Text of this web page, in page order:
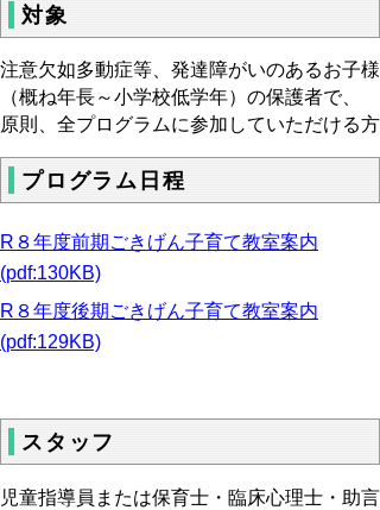
対象
注意欠如多動症等、発達障がいのあるお子様
（概ね年長～小学校低学年）の保護者で、
原則、全プログラムに参加していただける方
プログラム日程
R８年度前期ごきげん子育て教室案内
(pdf:130KB)
R８年度後期ごきげん子育て教室案内
(pdf:129KB)
スタッフ
児童指導員または保育士・臨床心理士・助言